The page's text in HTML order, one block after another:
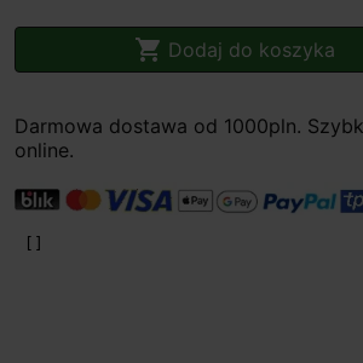
 Dodaj do koszyka
Darmowa dostawa od 1000pln.
online.